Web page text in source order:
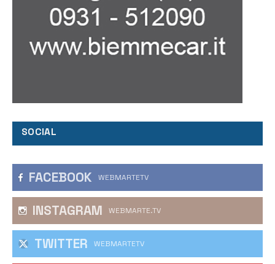
SOCIAL
FACEBOOK WEBMARTETV
INSTAGRAM WEBMARTE.TV
TWITTER WEBMARTETV